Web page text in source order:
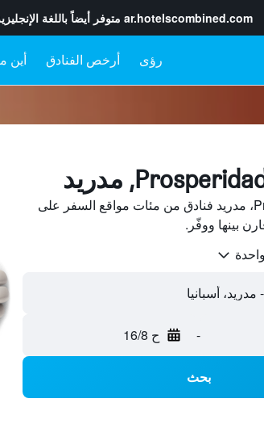
ar.hotelscombined.com متوفر أيضاً باللغة
رؤى أرخص الفنادق أين
ابحث عن Prosperidad، مدريد فنادق من مئات مواقع السفر على
- ح 16/8
بحث